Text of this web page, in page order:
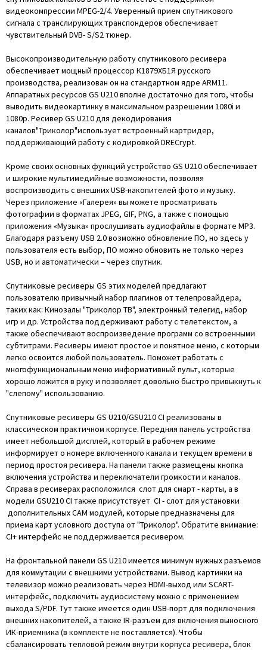
видеокомпрессии MPEG-2/4. Уверенный прием спутникового
сигнала с транслирующих транспондеров обеспечивает
чувствительный DVB- S/S2 тюнер.
Высокопроизводительную работу спутникового ресивера
обеспечивает мощный процессор К1879ХБ1Я русского
производства, реализован он на стандартном ядре ARM11.
Аппаратных ресурсов GS U210вполне достаточно для того, чтобы
выводить видеокартинку в максимальном разрешении 1080i и
1080p. Ресивер GS U210для декодирования
каналов"Триколор"использует встроенный картридер,
поддерживающий работу с кодировкой DRECrypt.
Кроме своих основных функций устройство GS U210 обеспечивает
и широкие мультимедийные возможности, позволяя
воспроизводить с внешних USB-накопителей фото и музыку.
Через приложение «Галерея» вы можете просматривать
фотографии в форматах JPEG, GIF, PNG, а также с помощью
приложения «Музыка» прослушивать аудиофайлы в формате MP3.
Благодаря разъему USB 2.0 возможно обновление ПО, но здесь у
пользователя есть выбор, ПО можно обновить не только через
USB, но и автоматически – через спутник.
Спутниковые ресиверы GS этих моделей предлагают
пользователю привычный набор плагинов от телепровайдера,
таких как: Кинозалы "Триколор ТВ", электронный телегид, набор
игр и др. Устройства поддерживают работу с телетекстом, а
также обеспечивают воспроизведение программ со встроенными
субтитрами. Ресиверы имеют простое и понятное меню, с которым
легко освоится любой пользователь. Поможет работать с
многофункциональным меню информативный пульт, которые
хорошо ложится в руку и позволяет довольно быстро привыкнуть к
"слепому" использованию.
Спутниковые ресиверы GS U210/GSU210 CI реализованы в
классическом практичном корпусе. Передняя панель устройства
имеет небольшой дисплей, который в рабочем режиме
информирует о номере включенного канала и текущем времени в
период простоя ресивера. На панели также размещены кнопка
включения устройства и переключатели громкости и каналов.
Справа в ресиверах расположился слот для смарт - карты, а в
модели GSU210 CI также присутствует CI - слот для установки
дополнительных CAM модулей, которые предназначены для
приема карт условного доступа от "Триколор". Обратите внимание:
CI+ интерфейс не поддерживается ресивером.
На фронтальной панели GS U210 имеется минимум нужных разъемов
для коммутации с внешними устройствами. Вывод картинки на
телевизор можно реализовать через HDMI-выход или SCART-
интерфейс, подключить аудиосистему можно с применением
выхода S/PDF. Тут также имеется один USB-порт для подключения
внешних накопителей, а также IR-разъем для включения выносного
ИК-приемника (в комплекте не поставляется). Чтобы
сбалансировать тепловой режим внутри корпуса ресивера, блок